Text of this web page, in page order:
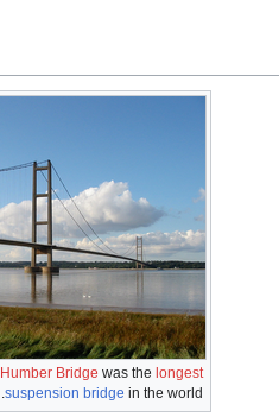
Humber Bridge was the longest
suspension bridge in the world.